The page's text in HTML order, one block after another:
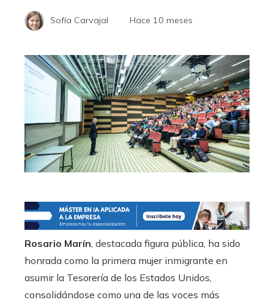
Sofía Carvajal Hace 10 meses
Rosario Marín , destacada figura pública, ha sido
honrada como la primera mujer inmigrante en
asumir la Tesorería de los Estados Unidos,
consolidándose como una de las voces más